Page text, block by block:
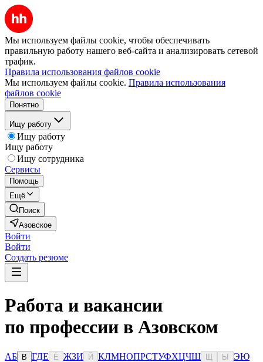
Мы используем файлы cookie, чтобы обеспечивать
правильную работу нашего веб-сайта и анализировать сетевой
трафик.
Правила использования файлов cookie
Мы используем файлы cookie. Правила использования
файлов cookie
Понятно
Ищу работу
Ищу работу
Ищу работу
Ищу сотрудника
Сервисы
Помощь
Ещё
Поиск
Азовское
Войти
Войти
Создать резюме
Работа и вакансии
по профессии в Азовском
АБ В ГДЕ Ё ЖЗИ Й КЛМНОПРСТУФХЦЧШ Ы ЭЮ